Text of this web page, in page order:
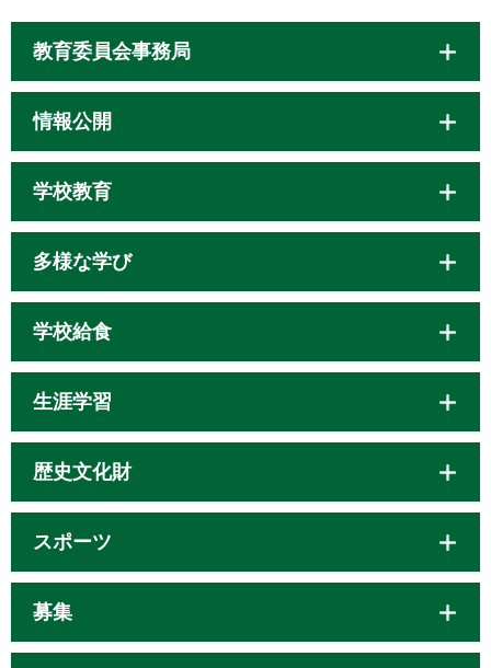
教育委員会事務局
情報公開
学校教育
多様な学び
学校給食
生涯学習
歴史文化財
スポーツ
募集